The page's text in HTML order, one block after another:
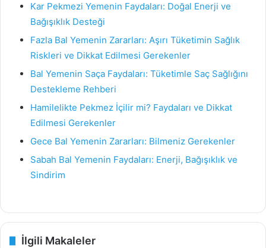
Kar Pekmezi Yemenin Faydaları: Doğal Enerji ve
Bağışıklık Desteği
Fazla Bal Yemenin Zararları: Aşırı Tüketimin Sağlık
Riskleri ve Dikkat Edilmesi Gerekenler
Bal Yemenin Saça Faydaları: Tüketimle Saç Sağlığını
Destekleme Rehberi
Hamilelikte Pekmez İçilir mi? Faydaları ve Dikkat
Edilmesi Gerekenler
Gece Bal Yemenin Zararları: Bilmeniz Gerekenler
Sabah Bal Yemenin Faydaları: Enerji, Bağışıklık ve
Sindirim
İlgili Makaleler